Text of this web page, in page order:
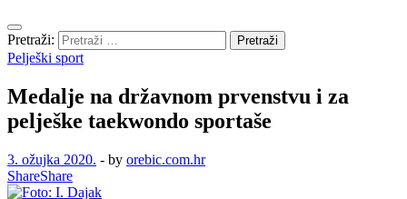
Pretraži:
Pelješki sport
Medalje na državnom prvenstvu i za
pelješke taekwondo sportaše
3. ožujka 2020. - by orebic.com.hr
ShareShare